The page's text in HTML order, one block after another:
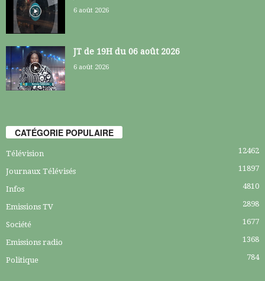
6 août 2026
JT de 19H du 06 août 2026
6 août 2026
CATÉGORIE POPULAIRE
Télévision 12462
Journaux Télévisés 11897
Infos 4810
Emissions TV 2898
Société 1677
Emissions radio 1368
Politique 784